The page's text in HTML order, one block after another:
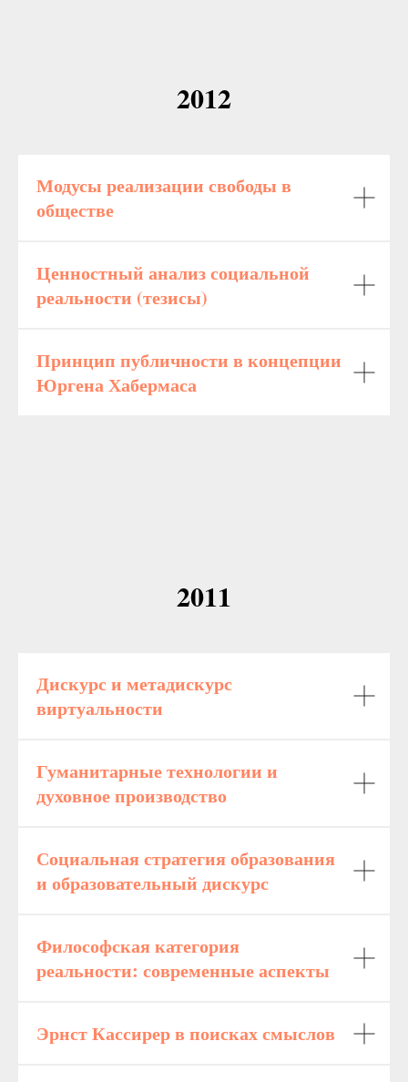
2012
Модусы реализации свободы в
обществе
Ценностный анализ социальной
реальности (тезисы)
Принцип публичности в концепции
Юргена Хабермаса
2011
Дискурс и метадискурс
виртуальности
Гуманитарные технологии и
духовное производство
Социальная стратегия образования
и образовательный дискурс
Философская категория
реальности: современные аспекты
Эрнст Кассирер в поисках смыслов